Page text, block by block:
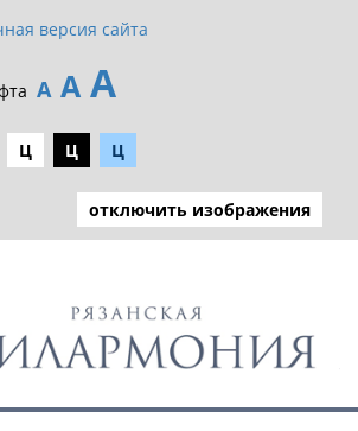
версия сайта
А А А
Ц Ц Ц
отключить изображения